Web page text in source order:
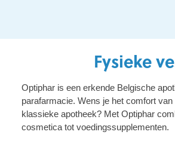
Fysieke
Optiphar is een erkende Belgische
parafarmacie. Wens je het comfort
klassieke apotheek? Met Optiphar
cosmetica tot voedingssupplementen.